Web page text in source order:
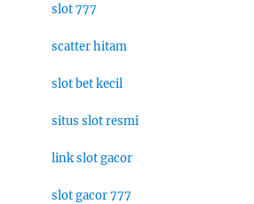
slot 777
scatter hitam
slot bet kecil
situs slot resmi
link slot gacor
slot gacor 777